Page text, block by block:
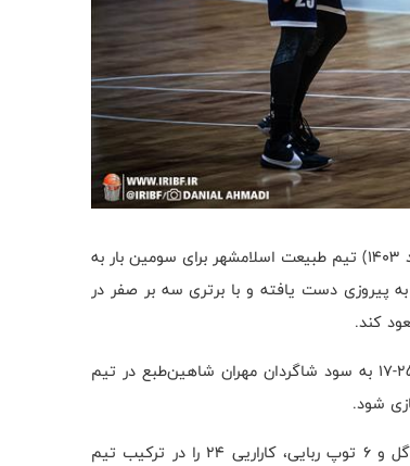
به گزارش روابط عمومی فدراسیون بسکتبال، بعد از ظهر امروز (شنبه - ۱۱ اسفند ۱۴۰۳) تیم طبیعت اسلامشهر برای سومین بار به
تیم پایش پارت شاهرود رفت که موفق شد با نتیجه قاطع ۱۰۱ - ۷۰ به پیروزی دست یافته و با برتری سه بر صفر در
کند.
کوارترهای اول تا چهارم این بازی به ترتیب با نتایج ۱۹-۱۲، ۲۸-۱۶، ۲۹-۲۵ و ۲۵-۱۷ به سود شاگردان مهران شاهین‌طبع در تیم
در پایان این بازی مازیار نبی با کسب ۱۷ امتیاز، ۳ ریباند، ۵ پاس منجر به گل و ۶ توپ ربایی، کاراریی ۲۴ را در ترکیب تیم